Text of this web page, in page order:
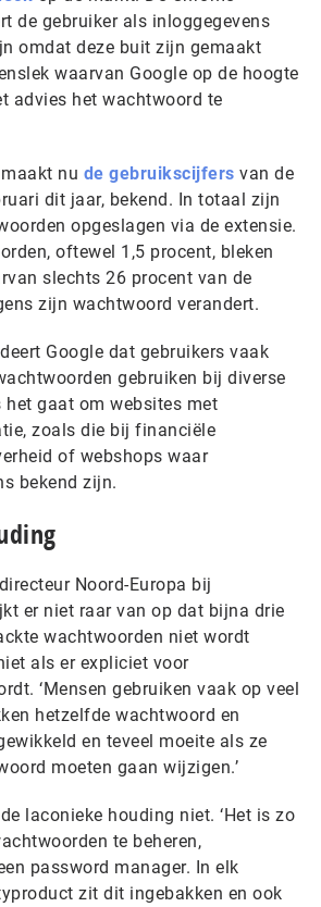
de gebruiker als inloggegevens
omdat deze buit zijn gemaakt
waarvan Google op de hoogte
advies het wachtwoord te
nu de gebruikscijfers van de
dit jaar, bekend. In totaal zijn
opgeslagen via de extensie.
oftewel 1,5 procent, bleken
slechts 26 procent van de
zijn wachtwoord verandert.
Google dat gebruikers vaak
gebruiken bij diverse
het gaat om websites met
zoals die bij financiële
of webshops waar
bekend zijn.
Noord-Europa bij
er niet raar van op dat bijna drie
wachtwoorden niet wordt
als er expliciet voor
‘Mensen gebruiken vaak op veel
hetzelfde wachtwoord en
en teveel moeite als ze
moeten gaan wijzigen.’
laconieke houding niet. ‘Het is zo
te beheren,
password manager. In elk
zit dit ingebakken en ook